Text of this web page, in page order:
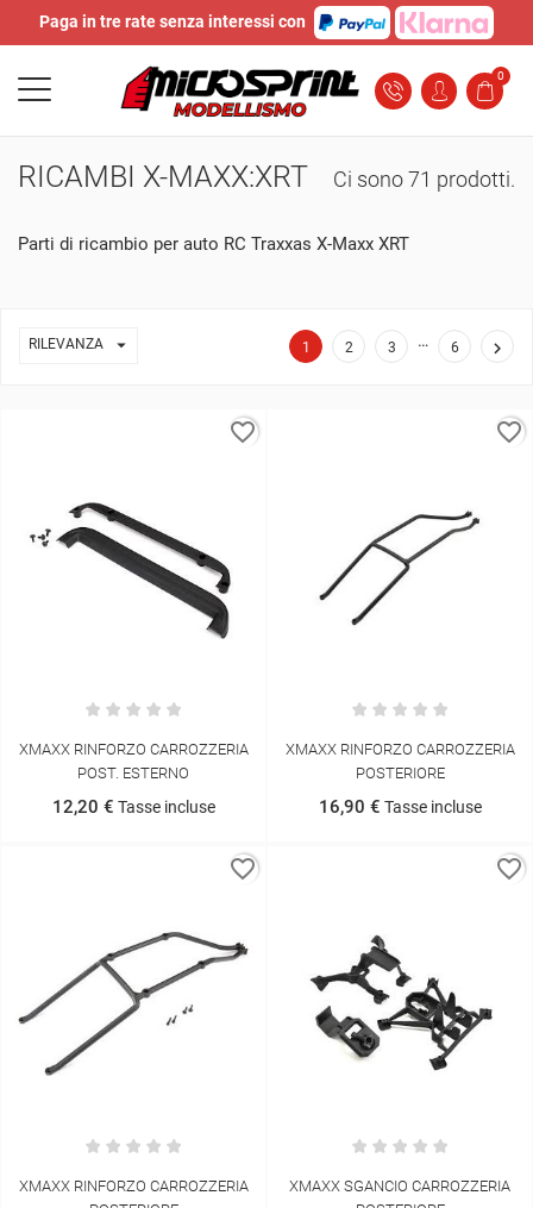
Paga in tre rate senza interessi con
0
RICAMBI X-MAXX:XRT Ci sono 71 prodotti.
Parti di ricambio per auto RC Traxxas X-Maxx XRT
RILEVANZA  1 2 3 … 6 
XMAXX RINFORZO CARROZZERIA
POST. ESTERNO
12,20 € Tasse incluse
favorite_border
XMAXX RINFORZO CARROZZERIA
POSTERIORE
16,90 € Tasse incluse
favorite_border
XMAXX RINFORZO CARROZZERIA
favorite_border
XMAXX SGANCIO CARROZZERIA
favorite_border